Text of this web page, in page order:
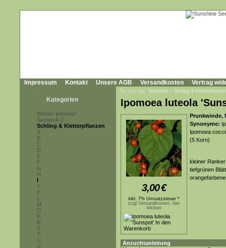
Impressum Kontakt Unsere AGB Versandkosten Vertrag
Kategorien
Wieder lieferbar!
Samen A-Z
Schling & Kletterpflanzen
A
B
C
D
E
F
G
H
I
J
K
L
M
O
P
R
S
T
U
V
Sie sind hier: Startseite » Schling & Kletterpflanzen
Ipomoea luteola
3,00€
inkl. 7% Umsatzsteuer *
zzgl.Versandkosten, hier
klicken
Prunkwinde,
Synonyme:
Ipomoea
(5 Korn)
kleiner
tiefgrünen
Anzuchtanleitung